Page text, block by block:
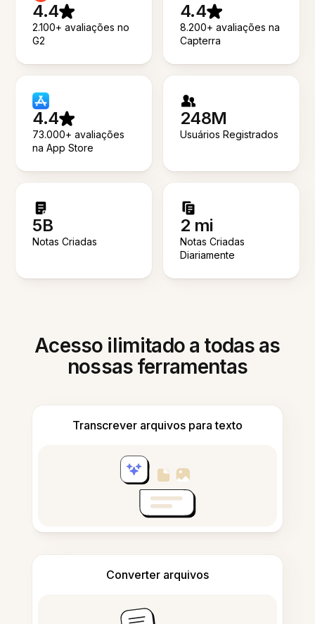
4.4
2.100+ avaliações no
G2
4.4
8.200+ avaliações na
Capterra
4.4
73.000+ avaliações
na App Store
248M
Usuários Registrados
5B
Notas Criadas
2 mi
Notas Criadas
Diariamente
Acesso ilimitado a todas as
nossas ferramentas
Transcrever arquivos para texto
Converter arquivos